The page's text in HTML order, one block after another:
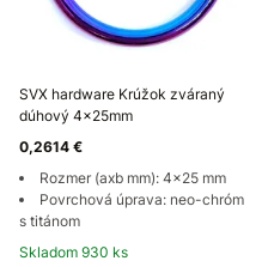
SVX hardware Krúžok zváraný
dúhový 4x25mm
0,2614 €
Rozmer (axb mm): 4x25 mm
Povrchová úprava: neo-chróm
s titánom
Skladom 930 ks